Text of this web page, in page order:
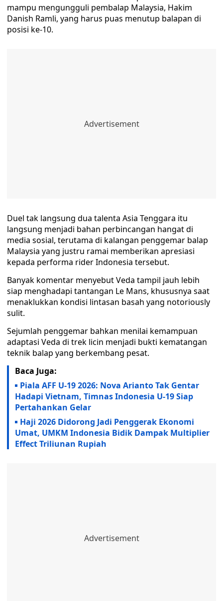
mampu mengungguli pembalap Malaysia, Hakim
Danish Ramli, yang harus puas menutup balapan di
posisi ke-10.
Duel tak langsung dua talenta Asia Tenggara itu
langsung menjadi bahan perbincangan hangat di
media sosial, terutama di kalangan penggemar balap
Malaysia yang justru ramai memberikan apresiasi
kepada performa rider Indonesia tersebut.
Banyak komentar menyebut Veda tampil jauh lebih
siap menghadapi tantangan Le Mans, khususnya saat
menaklukkan kondisi lintasan basah yang notoriously
sulit.
Sejumlah penggemar bahkan menilai kemampuan
adaptasi Veda di trek licin menjadi bukti kematangan
teknik balap yang berkembang pesat.
Baca Juga:
Piala AFF U-19 2026: Nova Arianto Tak Gentar
Hadapi Vietnam, Timnas Indonesia U-19 Siap
Pertahankan Gelar
Haji 2026 Didorong Jadi Penggerak Ekonomi
Umat, UMKM Indonesia Bidik Dampak Multiplier
Effect Triliunan Rupiah